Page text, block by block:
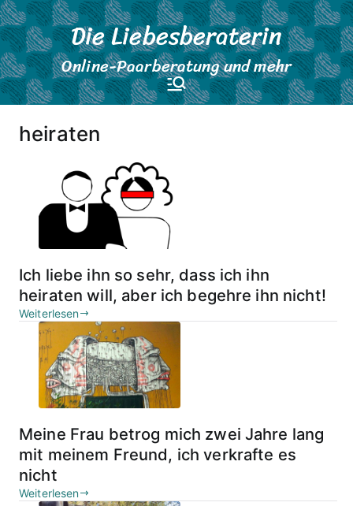
Zum
Inhalt
springen
Die Liebesberaterin
Online-Paarberatung und mehr
heiraten
Ich liebe ihn so sehr, dass ich ihn
heiraten will, aber ich begehre ihn nicht!
Weiterlesen
Meine Frau betrog mich zwei Jahre lang
mit meinem Freund, ich verkrafte es
nicht
Weiterlesen